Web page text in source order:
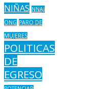
NIÑAS NNAJ
ONG PARO DE
MUJERES
POLITICAS
DE
EGRESO